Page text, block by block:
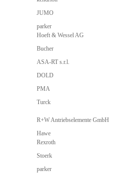
JUMO
parker
Hoeft & Wessel AG
Bucher
ASA-RT s.r.l.
DOLD
PMA
Turck
R+W Antriebselemente GmbH
Hawe
Rexroth
Stoerk
parker